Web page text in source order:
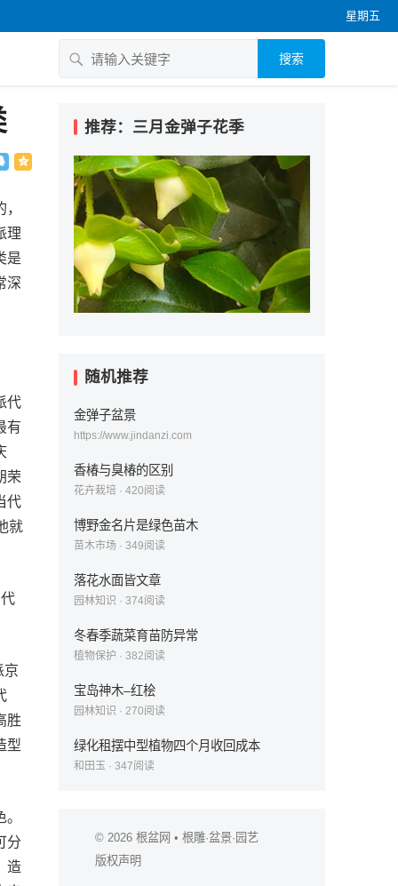
星期五
搜索
理
是
深
代
有
荣
代
就
京
胜
型
分
造
推荐：三月金弹子花季
随机推荐
金弹子盆景
https://www.jindanzi.com
香椿与臭椿的区别
花卉栽培 · 420阅读
博野金名片是绿色苗木
苗木市场 · 349阅读
落花水面皆文章
园林知识 · 374阅读
冬春季蔬菜育苗防异常
植物保护 · 382阅读
宝岛神木–红桧
园林知识 · 270阅读
绿化租摆中型植物四个月收回成本
和田玉 · 347阅读
© 2026 根盆网 • 根雕·盆景·园艺
版权声明